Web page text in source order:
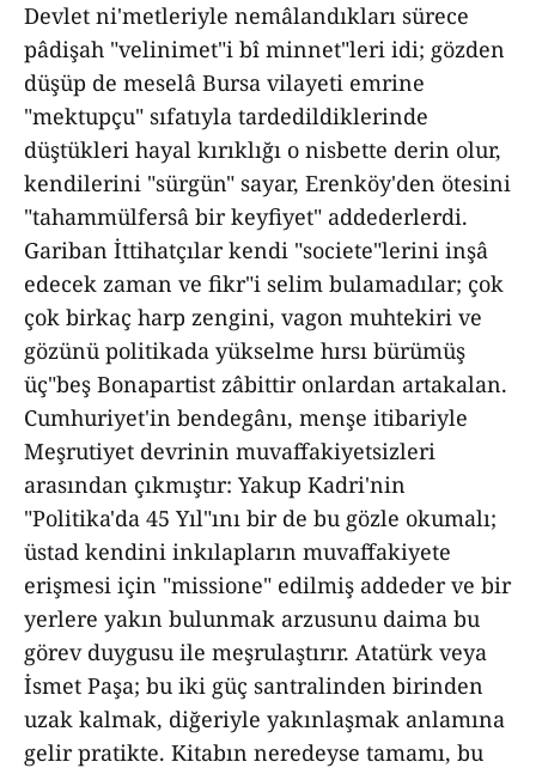
Devlet ni'metleriyle nemâlandıkları sürece
pâdişah "velinimet"i bî minnet"leri idi; gözden
düşüp de meselâ Bursa vilayeti emrine
"mektupçu" sıfatıyla tardedildiklerinde
düştükleri hayal kırıklığı o nisbette derin olur,
kendilerini "sürgün" sayar, Erenköy'den ötesini
"tahammülfersâ bir keyfiyet" addederlerdi.
Gariban İttihatçılar kendi "societe"lerini inşâ
edecek zaman ve fikr"i selim bulamadılar; çok
çok birkaç harp zengini, vagon muhtekiri ve
gözünü politikada yükselme hırsı bürümüş
üç"beş Bonapartist zâbittir onlardan artakalan.
Cumhuriyet'in bendegânı, menşe itibariyle
Meşrutiyet devrinin muvaffakiyetsizleri
arasından çıkmıştır: Yakup Kadri'nin
"Politika'da 45 Yıl"ını bir de bu gözle okumalı;
üstad kendini inkılapların muvaffakiyete
erişmesi için "missione" edilmiş addeder ve bir
yerlere yakın bulunmak arzusunu daima bu
görev duygusu ile meşrulaştırır. Atatürk veya
İsmet Paşa; bu iki güç santralinden birinden
uzak kalmak, diğeriyle yakınlaşmak anlamına
gelir pratikte. Kitabın neredeyse tamamı, bu